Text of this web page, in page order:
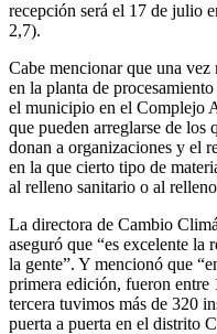
recepción será el 17 de julio
2,7).
Cabe mencionar que una
en la planta de
el municipio en el Complejo
que pueden arreglarse de los
donan a organizaciones y el
en la que cierto tipo de
al relleno sanitario o al
La directora de Cambio
aseguró que “es excelente la
la gente”. Y mencionó que
primera edición, fueron entre
tercera tuvimos más de 320
puerta a puerta en el distrito